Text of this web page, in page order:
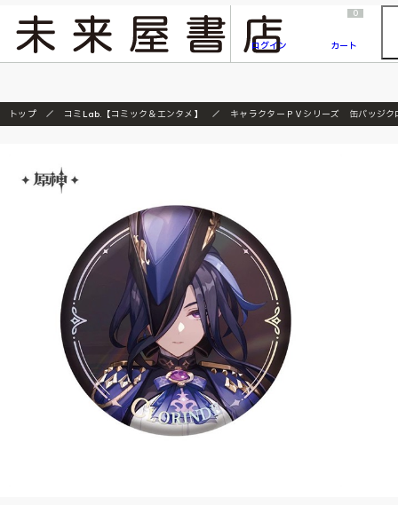
『ONE PIECE magazine 021 ONE PIECEカード付き同梱版』発売延期のご案内
ログイン
0
カート
トップ コミLab.【コミック＆エンタメ】 キャラクターＰＶシリーズ 缶バッジク